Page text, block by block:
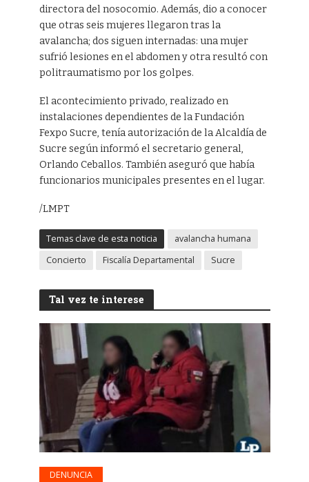
directora del nosocomio. Además, dio a conocer
que otras seis mujeres llegaron tras la
avalancha; dos siguen internadas: una mujer
sufrió lesiones en el abdomen y otra resultó con
politraumatismo por los golpes.
El acontecimiento privado, realizado en
instalaciones dependientes de la Fundación
Fexpo Sucre, tenía autorización de la Alcaldía de
Sucre según informó el secretario general,
Orlando Ceballos. También aseguró que había
funcionarios municipales presentes en el lugar.
/LMPT
Temas clave de esta noticia
avalancha humana
Concierto
Fiscalía Departamental Sucre
Tal vez te interese
DENUNCIA